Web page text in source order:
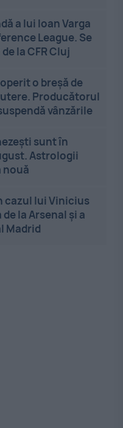
a lui Ioan Varga
League. Se
la CFR Cluj
o breșă de
Producătorul
vânzările
sunt în
Astrologii
nouă
cazul lui Vinicius
la Arsenal și a
Madrid